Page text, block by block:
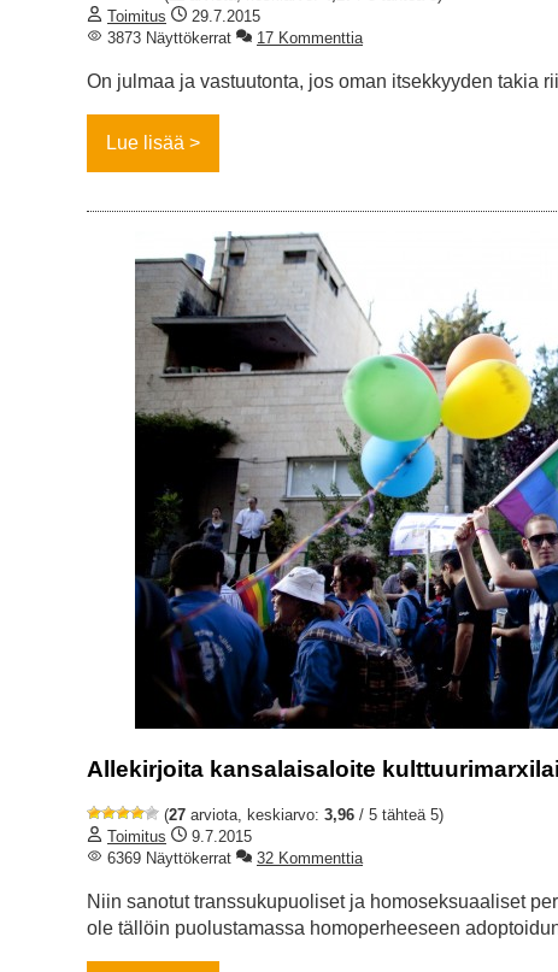
Toimitus
29.7.2015
3873 Näyttökerrat
17 Kommenttia
On julmaa ja vastuutonta, jos oman itsekkyyden takia
Lue lisää
Allekirjoita kansalaisaloite
(27 arviota, keskiarvo: 3,96 / 5 tähteä 5)
Toimitus
9.7.2015
6369 Näyttökerrat
32 Kommenttia
Niin sanotut transsukupuoliset ja homoseksuaaliset
ole tällöin puolustamassa homoperheeseen